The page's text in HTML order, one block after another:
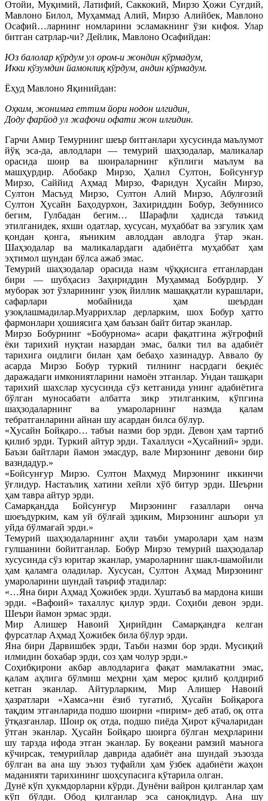
Отойи, Муқимий, Латифий, Саккокий, Мирзо Ҳожи Суғдий,
Мавлоно Билол, Муҳаммад Алий, Мирзо Алийбек, Мавлоно
Осафий…ларнинг номларини эсламакнинг ўзи кифоя. Улар
битган сатрлар-чи? Дейлик, Мавлоно Осафийдан:
Юз балолар кўрдум ул ором-и жондин кўрмадум,
Икки кўзумдин йамонлиқ кўрдум, андин кўрмадум.
Ёҳуд Мавлоно Яқинийдан:
Оҳким, жонимға еттим йори нодон илгидин,
Доду фарйод ул жафочи офати жон илгидин.
Гарчи Амир Темурнинг шеър битганлари хусусинда маълумот
йўқ эса-да, авлодлари — темурий шаҳзодалар, маликалар
орасида шоир ва шоираларнинг кўплиги маълум ва
машҳурдир. Абобакр Мирзо, Ҳалил Султон, Бойсунғур
Мирзо, Саййид Аҳмад Мирзо, Фаридун Ҳусайн Мирзо,
Султон Масъуд Мирзо, Султон Алий Мирзо, Абулғозий
Султон Ҳусайн Баҳодурхон, Захириддин Бобур, Зебуннисо
бегим, Гулбадан бегим… Шарафли ҳадисда таъкид
этилганидек, яхши одатлар, хусусан, муҳаббат ва эзгулик ҳам
қондан қонга, яъниким авлоддан авлодга ўтар экан.
Шаҳзодалар ва маликалардаги адабиётга муҳаббат ҳам
эҳтимол шундан бўлса ажаб эмас.
Темурий шаҳзодалар орасида назм чўққисига етганлардан
бири — шубҳасиз Заҳириддин Муҳаммад Бобурдир. У
муборак зот ўзларининг узоқ йиллик машаққатли курашлари,
сафарлари мобайнида ҳам шеърдан
узоқлашмадилар.Муаррихлар дерларким, шох Бобур ҳатто
фармонлари ҳошиясига ҳам баъзан байт битар эканлар.
Мирзо Бобурнинг «Бобурнома» асари фақатгина жўғрофий
ёки тарихий нуқтаи назардан эмас, балки тил ва адабиёт
тарихига оидлиги билан ҳам бебаҳо хазинадур. Аввало бу
асарда Мирзо Бобур туркий тилнинг насрдаги беқиёс
даражадаги имкониятларини намоён этганлар. Ундан ташқари
тарихий шахслар хусусинда сўз кетганида унинг адабиётига
бўлган муносабати албатта зикр этилганким, кўпгина
шаҳзодаларнинг ва умароларнинг назмда қалам
тебратганларини айнан шу асардан билса бўлур.
«Ҳусайн Бойқаро… табъи назми бор эрди. Девон ҳам тартиб
қилиб эрди. Туркий айтур эрди. Тахаллуси «Ҳусайний» эрди.
Баъзи байтлари йамон эмасдур, вале Мирзонинг девони бир
вазндадур.»
«Бойсунғур Мирзо. Султон Маҳмуд Мирзонинг иккинчи
ўғлидур. Настаълиқ хатини хейли хўб битур эрди. Шеърни
ҳам тавра айтур эрди.
Самарқандда Бойсунғур Мирзонинг ғазаллари онча
шоеъдурким, кам уй бўлғай эдиким, Мирзонинг ашъори ул
уйда бўлмағай эрди.»
Темурий шаҳзодаларнинг аҳли таъби умаролари ҳам назм
гулшанини бойитганлар. Бобур Мирзо темурий шаҳзодалар
хусусинда сўз юритар эканлар, умароларнинг шакл-шамойили
ҳам қаламга оладилар. Хусусан, Султон Аҳмад Мирзонинг
умароларини шундай таъриф этадилар:
«…Яна бири Аҳмад Ҳожибек эрди. Хуштаъб ва мардона киши
эрди. «Вафоий» тахаллус қилур эрди. Соҳиби девон эрди.
Шеъри йамон эрмас эрди.
Мир Алишер Навоий Ҳирийдин Самарқандға келган
фурсатлар Аҳмад Ҳожибек била бўлур эрди.
Яна бири Дарвишбек эрди, Таъби назми бор эрди. Мусиқий
илмидин бохабар эрди, соз ҳам чолур эрди.»
Соҳибқирони акбар авлодларига фақат мамлакатни эмас,
қалам аҳлига бўлмиш меҳрни ҳам мерос қилиб қолдириб
кетган эканлар. Айтурларким, Мир Алишер Навоий
ҳазратлари «Хамса»ни ёзиб тугатиб, Ҳусайн Бойқарога
тақдим этганларида подшо шоирни «пирим» деб атаб, оқ отга
ўтқазганлар. Шоир оқ отда, подшо пиёда Ҳирот кўчаларидан
ўтган эканлар. Ҳусайн Бойқаро шоирга бўлган меҳрларини
шу тарзда ифода этган эканлар. Бу воқеани рамзий маънога
кўчирсак, темурийлар даврида адабиёт ана шундай эъзозда
бўлган ва ана шу эъзоз туфайли ҳам ўзбек адабиёти жаҳон
маданияти тарихининг шоҳсупасига кўтарила олган.
Дунё кўп ҳукмдорларни кўрди. Дунёни вайрон қилганлар ҳам
кўп бўлди. Обод қилганлар эса саноқлидур. Ана шу